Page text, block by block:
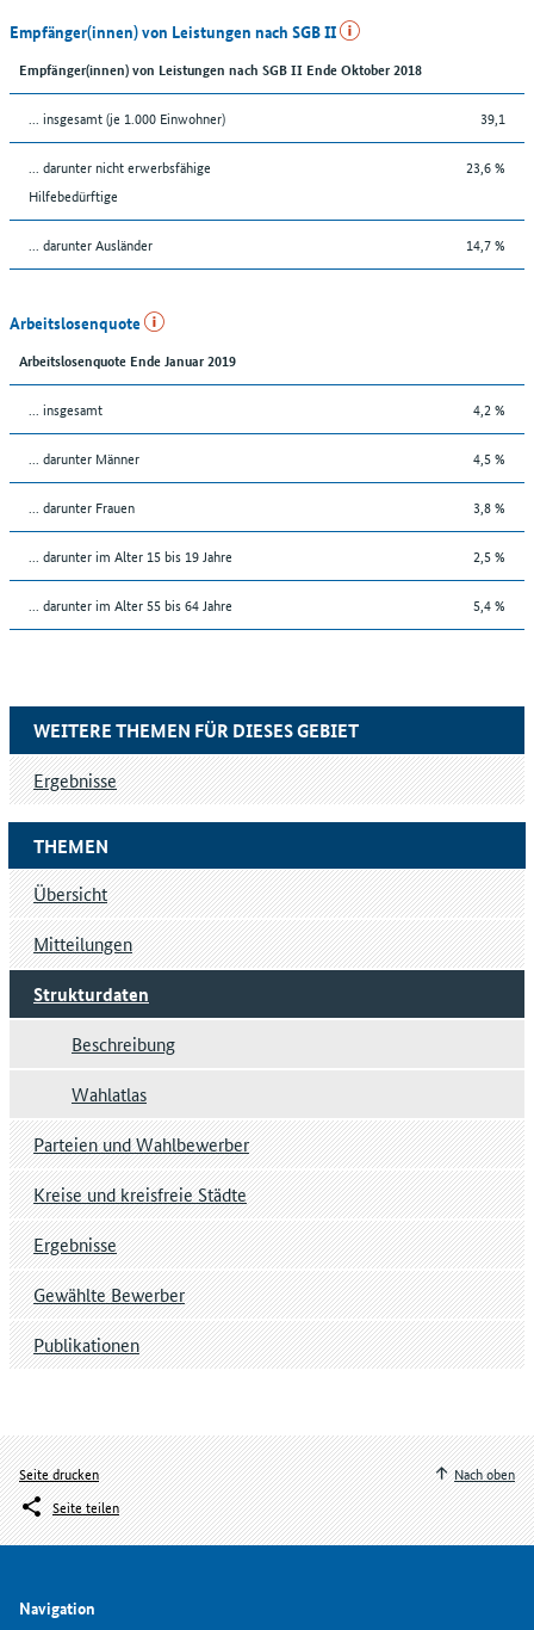
Empfänger(innen) von Leistungen nach SGB II
Empfänger(innen) von Leistungen nach SGB II Ende Oktober 2018
... insgesamt (je 1.000 Einwohner) 39,1
... darunter nicht erwerbsfähige
Hilfebedürftige
23,6 %
... darunter Ausländer 14,7 %
Arbeitslosenquote
Arbeitslosenquote Ende Januar 2019
... insgesamt 4,2 %
... darunter Männer 4,5 %
... darunter Frauen 3,8 %
... darunter im Alter 15 bis 19 Jahre 2,5 %
... darunter im Alter 55 bis 64 Jahre 5,4 %
THEMEN
Übersicht
Mitteilungen
Strukturdaten
Beschreibung
Wahlatlas
Parteien und Wahlbewerber
Kreise und kreisfreie Städte
Ergebnisse
Gewählte Bewerber
Publikationen
WEITERE THEMEN FÜR DIESES GEBIET
Ergebnisse
Seite drucken
Seite teilen
Nach oben
Navigation